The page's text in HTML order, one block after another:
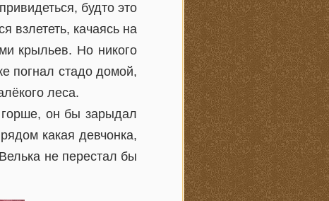
будто это
взлететь, качаясь на
крыльев. Но никого
погнал стадо домой,
леса.
горше, он бы зарыдал
какая девчонка,
не перестал бы